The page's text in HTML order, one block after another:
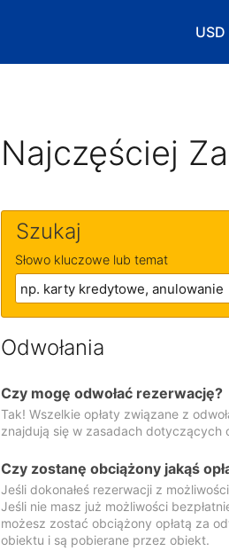
USD
Najczęściej
Szukaj
Słowo kluczowe lub temat
Odwołania
Czy mogę odwołać rezerwację?
Tak! Wszelkie opłaty związane z
znajdują się w zasadach dotyczących
Czy zostanę obciążony jakąś
Jeśli dokonałeś rezerwacji z
Jeśli nie masz już możliwości
możesz zostać obciążony opłatą za
obiektu i są pobierane przez obiekt.